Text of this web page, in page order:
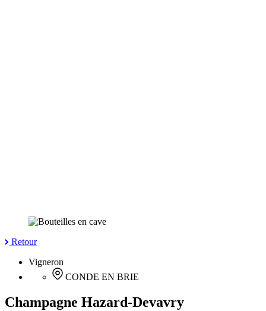
Retour
Vigneron
CONDE EN BRIE
Champagne Hazard-Devavry